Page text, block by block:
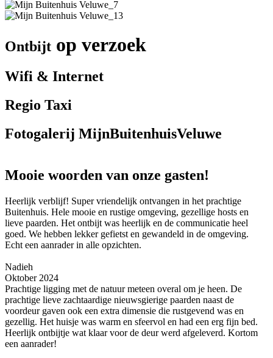
Ontbijt op verzoek
Wifi & Internet
Regio Taxi
Fotogalerij MijnBuitenhuisVeluwe
Mooie woorden van onze gasten!
Heerlijk verblijf! Super vriendelijk ontvangen in het prachtige
Buitenhuis. Hele mooie en rustige omgeving, gezellige hosts en
lieve paarden. Het ontbijt was heerlijk en de communicatie heel
goed. We hebben lekker gefietst en gewandeld in de omgeving.
Echt een aanrader in alle opzichten.
Nadieh
Oktober 2024
Prachtige ligging met de natuur meteen overal om je heen. De
prachtige lieve zachtaardige nieuwsgierige paarden naast de
voordeur gaven ook een extra dimensie die rustgevend was en
gezellig. Het huisje was warm en sfeervol en had een erg fijn bed.
Heerlijk ontbijtje wat klaar voor de deur werd afgeleverd. Kortom
een aanrader!